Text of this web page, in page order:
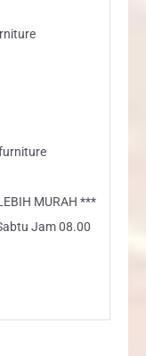
MURAH ***
Jam 08.00